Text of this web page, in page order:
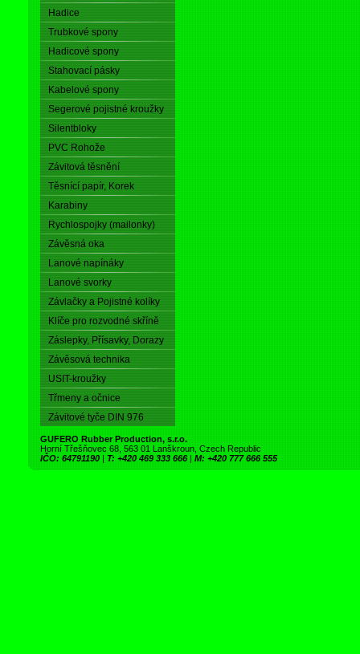
Hadice
Trubkové spony
Hadicové spony
Stahovací pásky
Kabelové spony
Segerové pojistné kroužky
Silentbloky
PVC Rohože
Závitová těsnění
Těsnící papír, Korek
Karabiny
Rychlospojky (mailonky)
Závěsná oka
Lanové napínáky
Lanové svorky
Závlačky a Pojistné kolíky
Klíče pro rozvodné skříně
Záslepky, Přísavky, Dorazy
Závěsová technika
USIT-kroužky
Třmeny a očnice
Závitové tyče DIN 976
GUFERO Rubber Production, s.r.o.
Horní Třešňovec 68, 563 01 Lanškroun, Czech Republic
IČO: 64791190 | T: +420 469 333 666 | M: +420 777 666 555